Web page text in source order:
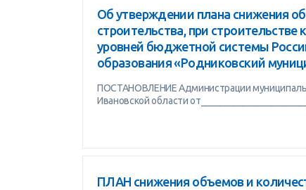
Об утверждении плана снижения
строительства, при
уровней бюджетной системы
образования «Родниковский
ПОСТАНОВЛЕНИЕ Администрации
Ивановской области
ПЛАН снижения объемов и